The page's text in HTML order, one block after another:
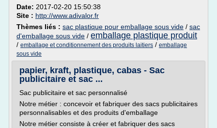
Date: 2017-02-20 15:50:38
Site : http://www.adivalor.fr
Thèmes liés : sac plastique pour emballage sous vide / sac
d'emballage sous vide / emballage plastique produit
/ emballage et conditionnement des produits laitiers / emballage
sous vide
papier, kraft, plastique, cabas - Sac
publicitaire et sac ...
Sac publicitaire et sac personnalisé
Notre métier : concevoir et fabriquer des sacs publicitaires
personnalisables et des produits d'emballage
Notre métier consiste à créer et fabriquer des sacs